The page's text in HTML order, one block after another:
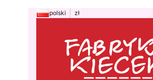
polski zł